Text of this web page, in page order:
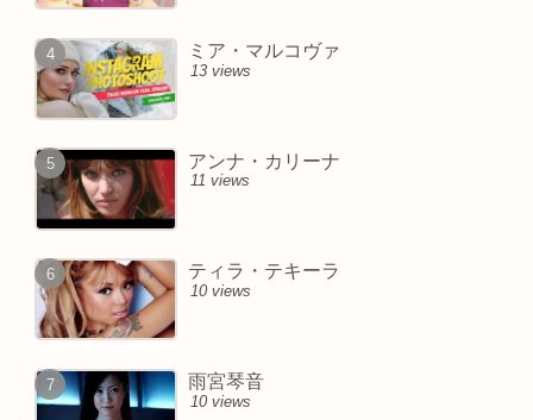
ミア・マルコヴァ
13 views
アンナ・カリーナ
11 views
ティラ・テキーラ
10 views
雨宮琴音
10 views